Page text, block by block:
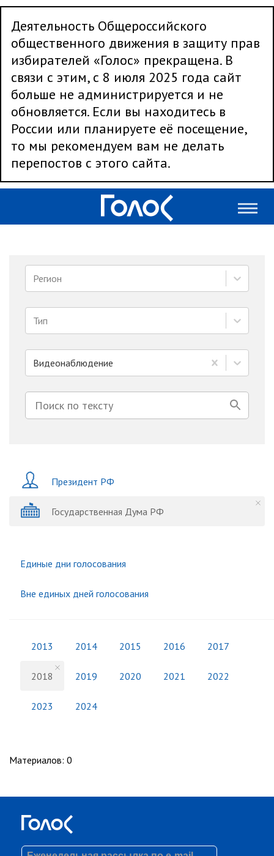
Деятельность Общероссийского
общественного движения в защиту прав
избирателей «Голос» прекращена. В
связи с этим, с 8 июля 2025 года сайт
больше не администрируется и не
обновляется. Если вы находитесь в
России или планируете её посещение,
то мы рекомендуем вам не делать
перепостов с этого сайта.
Регион
Тип
Видеонаблюдение
Президент РФ
Государственная Дума РФ
Единые дни голосования
Вне единых дней голосования
2013 2014 2015 2016 2017
2018 2019 2020 2021 2022
2023 2024
Материалов: 0